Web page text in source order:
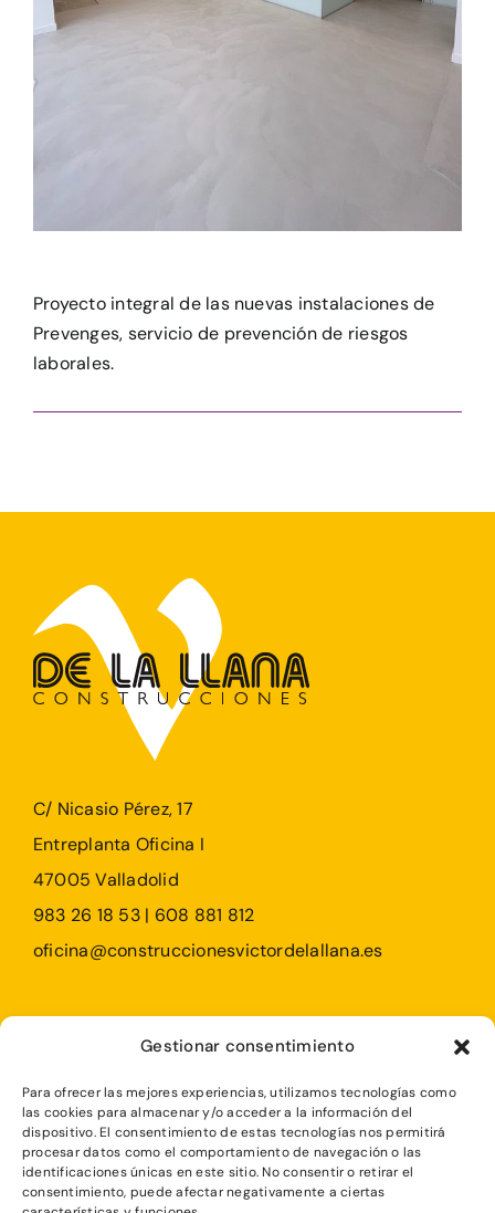
Gestionar consentimiento
Para ofrecer las mejores experiencias, utilizamos tecnologías como
las cookies para almacenar y/o acceder a la información del
dispositivo. El consentimiento de estas tecnologías nos permitirá
procesar datos como el comportamiento de navegación o las
identificaciones únicas en este sitio. No consentir o retirar el
consentimiento, puede afectar negativamente a ciertas
Proyecto integral de las nuevas instalaciones de
Prevenges, servicio de prevención de riesgos
laborales.
C/ Nicasio Pérez, 17
Entreplanta Oficina I
47005 Valladolid
983 26 18 53 | 608 881 812
oficina@construccionesvictordelallana.es
Rehabilitaciones